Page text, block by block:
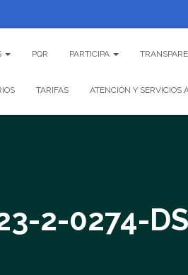
PQR PARTICIPA
TARIFAS ATENCIÓN Y SERVICIOS
2-0274-DS